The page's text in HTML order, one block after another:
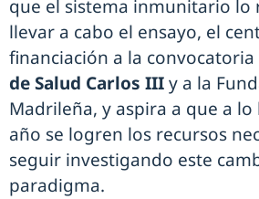
que el sistema inmunitario lo
llevar a cabo el ensayo, el
financiación a la convocatoria
de Salud Carlos IIIy a la
Madrileña, y aspira a que a
año se logren los recursos
seguir investigando este
paradigma.